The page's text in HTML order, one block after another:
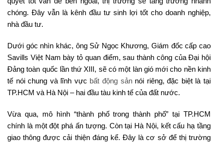
chóng. Đây vẫn là kênh đầu tư sinh lợi tốt cho doanh nghiệp,
nhà đầu tư.
Dưới góc nhìn khác, ông Sử Ngọc Khương, Giám đốc cấp cao
Savills Việt Nam bày tỏ quan điểm, sau thành công của Đại hội
Đảng toàn quốc lần thứ XIII, sẽ có một làn gió mới cho nền kinh
tế nói chung và lĩnh vực bất động sảnnói riêng, đặc biệt là tại
TP.HCM và Hà Nội – hai đầu tàu kinh tế của đất nước.
Vừa qua, mô hình “thành phố trong thành phố” tại TP.HCM
chính là một đột phá ấn tượng. Còn tại Hà Nội, kết cấu hạ tầng
giao thông được cải thiện đáng kể. Đây là cơ sở để thị trường